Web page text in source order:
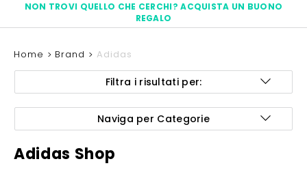
NON TROVI QUELLO CHE CERCHI? ACQUISTA UN BUONO
REGALO
Home Brand Adidas
Adidas Shop
Filtra i risultati per:
Naviga per Categorie